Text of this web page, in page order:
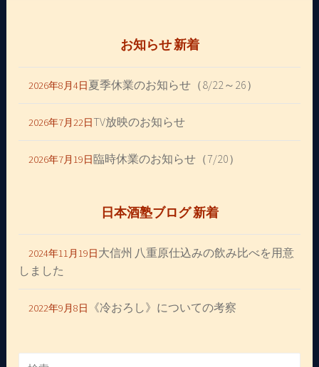
お知らせ 新着
2026年8月4日夏季休業のお知らせ（8/22～26）
2026年7月22日TV放映のお知らせ
2026年7月19日臨時休業のお知らせ（7/20）
日本酒塾ブログ 新着
2024年11月19日大信州 八重原仕込みの飲み比べを用意
しました
2022年9月8日 《冷おろし》についての考察